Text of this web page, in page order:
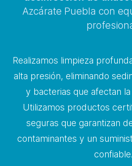
Azcárate Puebla con
Realizamos limpieza
alta presión, eliminando
y bacterias que afectan
Utilizamos productos
seguras que garantizan
contaminantes y un
confiable.